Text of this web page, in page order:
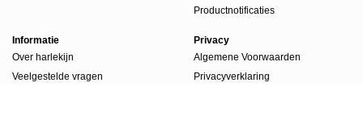
Productnotificaties
Informatie
Over harlekijn
Veelgestelde vragen
Privacy
Algemene Voorwaarden
Privacyverklaring